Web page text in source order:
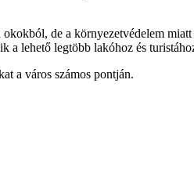
de a környezetvédelem
a lehető legtöbb lakóhoz és
a város számos pontján.